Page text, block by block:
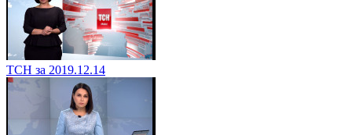
ТСН за 2019.12.14